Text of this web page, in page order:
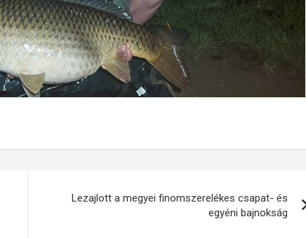
Lezajlott a megyei finomszerelékes csapat- és
egyéni bajnokság